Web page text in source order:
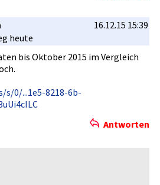
16.12.15 15:39
heute
bis Oktober 2015 im Vergleich
s/0/...1­e5-8218-6b­
Antworten